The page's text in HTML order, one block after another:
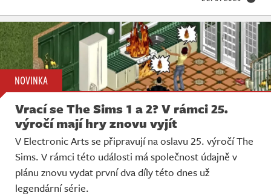
NOVINKA
Vrací se The Sims 1 a 2? V rámci 25.
výročí mají hry znovu vyjít
V Electronic Arts se připravují na oslavu 25. výročí The
Sims. V rámci této události má společnost údajně v
plánu znovu vydat první dva díly této dnes už
legendární série.